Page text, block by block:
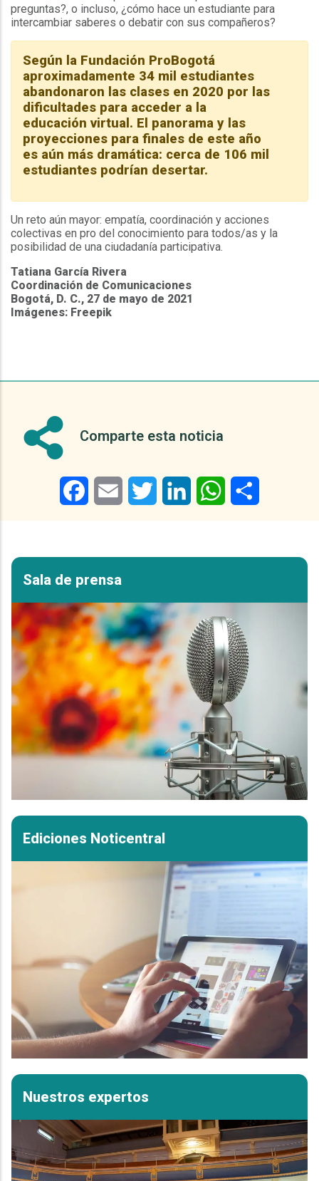
preguntas?, o incluso, ¿cómo hace un estudiante para
intercambiar saberes o debatir con sus compañeros?
Según la Fundación ProBogotá
aproximadamente 34 mil estudiantes
abandonaron las clases en 2020 por las
dificultades para acceder a la
educación virtual. El panorama y las
proyecciones para finales de este año
es aún más dramática: cerca de 106 mil
estudiantes podrían desertar.
Un reto aún mayor: empatía, coordinación y acciones
colectivas en pro del conocimiento para todos/as y la
posibilidad de una ciudadanía participativa.
Tatiana García Rivera
Coordinación de Comunicaciones
Bogotá, D. C., 27 de mayo de 2021
Imágenes: Freepik
Comparte esta noticia
FacebookEmail Twitter LinkedIn WhatsApp
Sala de prensa
Ediciones Noticentral
Nuestros expertos